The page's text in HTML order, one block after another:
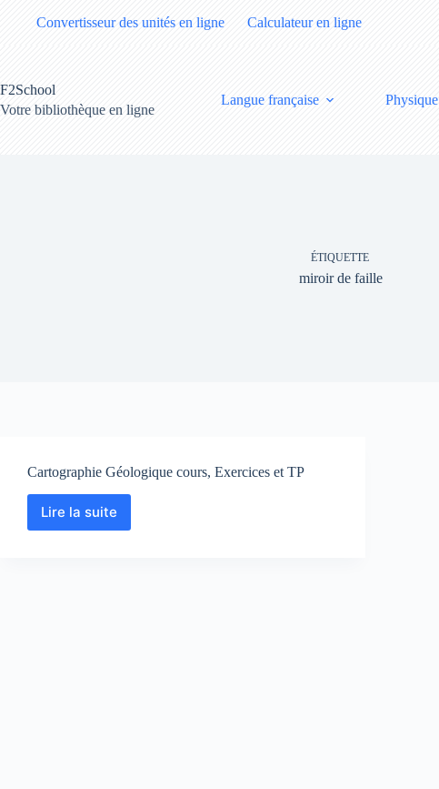
Convertisseur des unités en ligne Calculateur en ligne
F2School
Votre bibliothèque en ligne
Langue française Physique
ÉTIQUETTE
miroir de faille
Cartographie Géologique cours, Exercices et TP
Lire la suiteCartographie